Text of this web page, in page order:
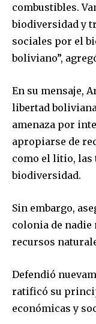
To subscribe, simply
safe with us.
combustibles.
biodiversidad y
sociales por el
boliviano”,
En su mensaje,
libertad
amenaza por
apropiarse de
como el litio, las
biodiversidad.
Sin embargo,
colonia de nadie
recursos
Defendió
ratificó su
económicas y